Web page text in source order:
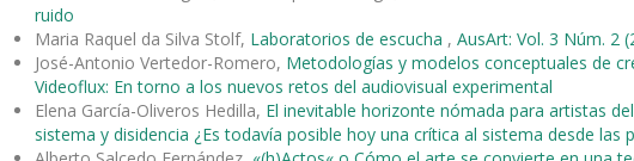
ruido
Maria Raquel da Silva Stolf, Laboratorios de escucha , AusArt: Vol. 3 Núm. 2
José-Antonio Vertedor-Romero, Metodologías y modelos conceptuales de
Videoflux: En torno a los nuevos retos del audiovisual experimental
Elena García-Oliveros Hedilla, El inevitable horizonte nómada para artistas
sistema y disidencia ¿Es todavía posible hoy una crítica al sistema desde las